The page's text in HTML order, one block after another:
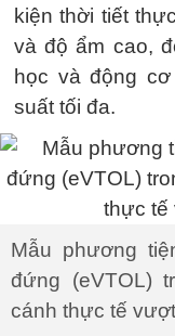
kiện thời tiết
và độ ẩm cao,
học và động
suất tối đa.
Mẫu phương
đứng (eVTOL)
cánh thực tế